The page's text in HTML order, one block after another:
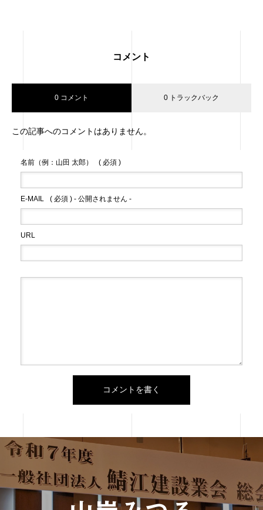
コメント
0 コメント 0 トラックバック
この記事へのコメントはありません。
名前（例：山田 太郎） ( 必須 )
E-MAIL ( 必須 ) - 公開されません -
URL